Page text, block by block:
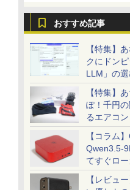
おすすめ記事
【特集】
クにドン
LLM」の
【特集】
ぽ！千円
るエアコン
ッズ一挙
【コラム
Qwen3.5-
てすぐロー
PC「
【レビュ